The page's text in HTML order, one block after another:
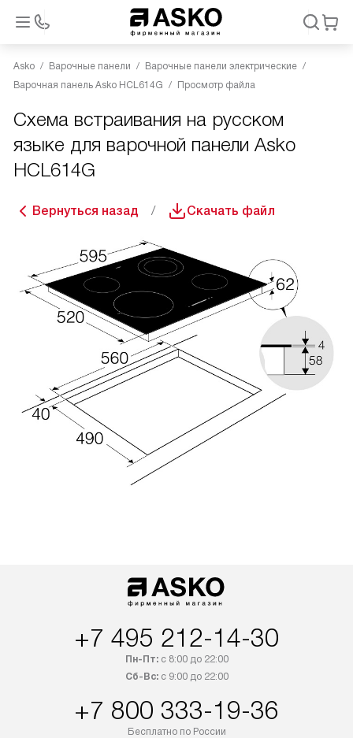
Asko Варочные панели
Варочные панели электрические
Варочная панель Asko HCL614G
Просмотр файла
Схема встраивания на русском
языке для варочной панели Asko
HCL614G
Вернуться назад Скачать файл
+7 495 212-14-30
Пн-Пт:с 8:00 до 22:00
Сб-Вс:с 9:00 до 22:00
+7 800 333-19-36
Бесплатно по России